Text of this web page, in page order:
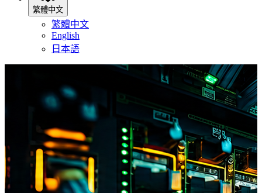
繁體中文
繁體中文
English
日本語